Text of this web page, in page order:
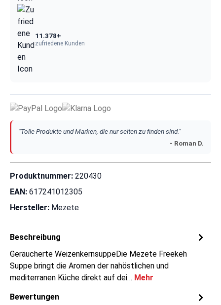
11.378+
zufriedene Kunden
"Tolle Produkte und Marken, die nur selten zu finden sind."
- Roman D.
Produktnummer: 220430
EAN: 617241012305
Hersteller: Mezete
Beschreibung
Geräucherte WeizenkernsuppeDie Mezete Freekeh
Suppe bringt die Aromen der nahöstlichen und
mediterranen Küche direkt auf dei… Mehr
Bewertungen